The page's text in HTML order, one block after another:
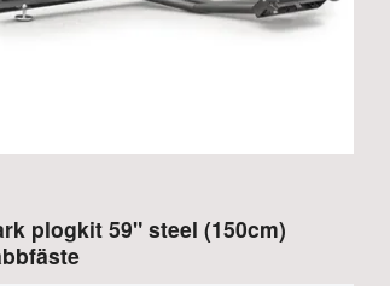
plogkit 59" steel (150cm)